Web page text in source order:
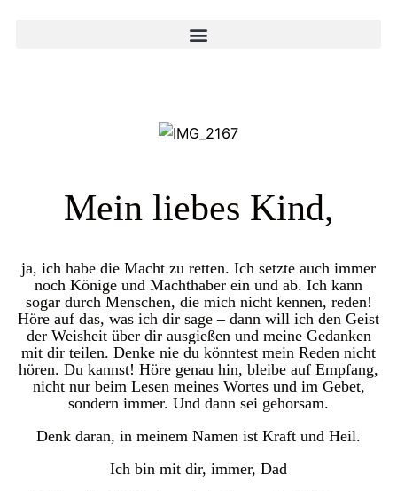
Mein liebes Kind,
ja, ich habe die Macht zu retten. Ich setzte auch immer
noch Könige und Machthaber ein und ab. Ich kann
sogar durch Menschen, die mich nicht kennen, reden!
Höre auf das, was ich dir sage – dann will ich den Geist
der Weisheit über dir ausgießen und meine Gedanken
mit dir teilen. Denke nie du könntest mein Reden nicht
hören. Du kannst! Höre genau hin, bleibe auf Empfang,
nicht nur beim Lesen meines Wortes und im Gebet,
sondern immer. Und dann sei gehorsam.
Denk daran, in meinem Namen ist Kraft und Heil.
Ich bin mit dir, immer, Dad